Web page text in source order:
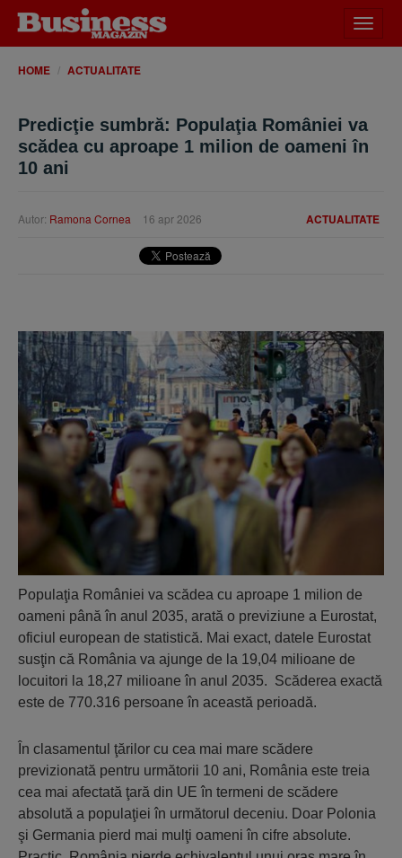
meniu
HOME ACTUALITATE
Predicţie sumbră: Populaţia României va
scădea cu aproape 1 milion de oameni în
10 ani
ACTUALITATE
Autor: Ramona Cornea 16 apr 2026
Populaţia României va scădea cu aproape 1 milion de
oameni până în anul 2035, arată o previziune a Eurostat,
oficiul european de statistică. Mai exact, datele Eurostat
susţin că România va ajunge de la 19,04 milioane de
locuitori la 18,27 milioane în anul 2035. Scăderea exactă
este de 770.316 persoane în această perioadă.
În clasamentul ţărilor cu cea mai mare scădere
previzionată pentru următorii 10 ani, România este treia
cea mai afectată ţară din UE în termeni de scădere
absolută a populaţiei în următorul deceniu. Doar Polonia
şi Germania pierd mai mulţi oameni în cifre absolute.